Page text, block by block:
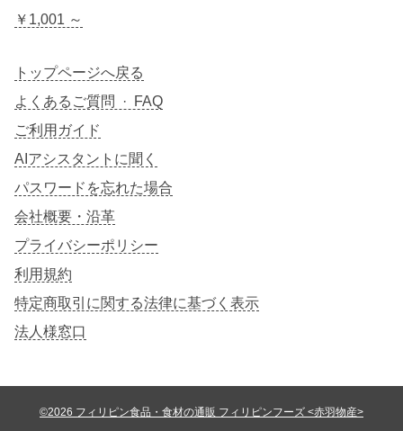
￥1,001 ～
トップページへ戻る
よくあるご質問 · FAQ
ご利用ガイド
AIアシスタントに聞く
パスワードを忘れた場合
会社概要・沿革
プライバシーポリシー
利用規約
特定商取引に関する法律に基づく表示
法人様窓口
©2026 フィリピン食品・食材の通販 フィリピンフーズ <赤羽物産>